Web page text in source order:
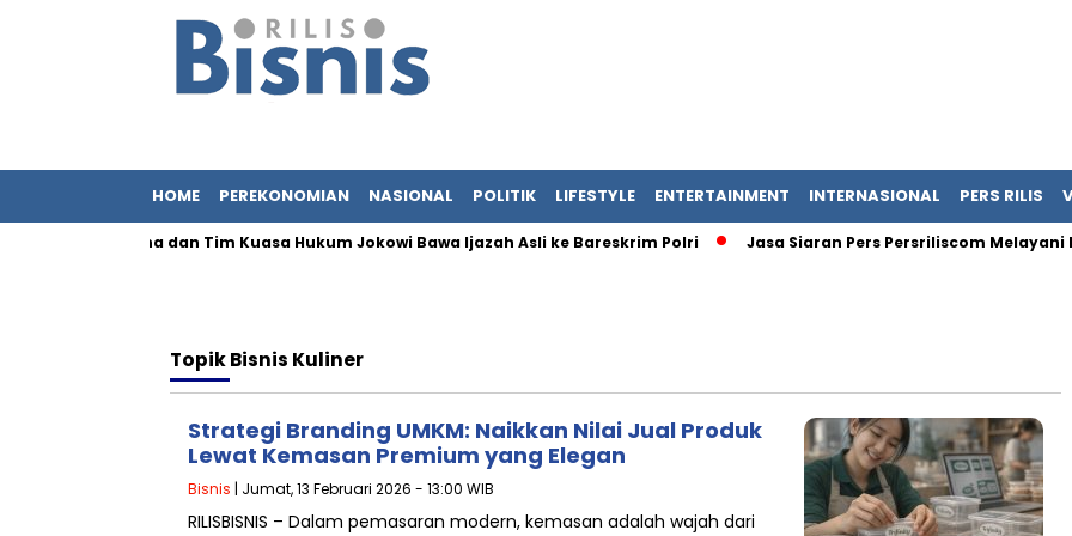
HOME PEREKONOMIAN NASIONAL POLITIK LIFESTYLE ENTERTAINMENT INTERNASIONAL PERS RILIS
Adik Iriana dan Tim Kuasa Hukum Jokowi Bawa Ijazah Asli ke Bareskrim Polri Jasa Siaran Pers Persriliscom Melayani
TopikBisnis Kuliner
Strategi Branding UMKM: Naikkan Nilai Jual Produk
Lewat Kemasan Premium yang Elegan
Bisnis | Jumat, 13 Februari 2026 - 13:00 WIB
RILISBISNIS – Dalam pemasaran modern, kemasan adalah wajah dari